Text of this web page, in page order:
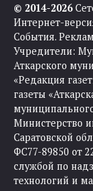
© 2014-2026
Интернет-
События.
Учредители:
Аткарского
«Редакция
газеты
Министерство
Саратовской
ФС77-89850 от
службой по
технологий и